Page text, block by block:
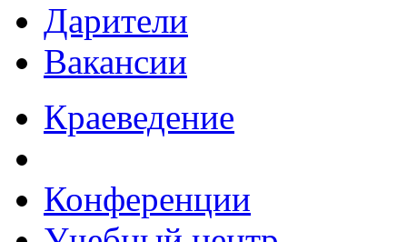
Дарители
Вакансии
Краеведение
Конференции